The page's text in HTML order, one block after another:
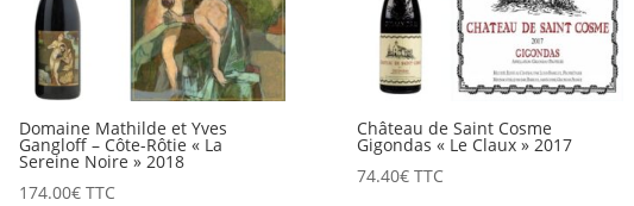
Domaine Mathilde et Yves
Gangloff – Côte-Rôtie « La
Sereine Noire » 2018
174.00€ TTC
Château de Saint Cosme
Gigondas « Le Claux » 2017
74.40€ TTC